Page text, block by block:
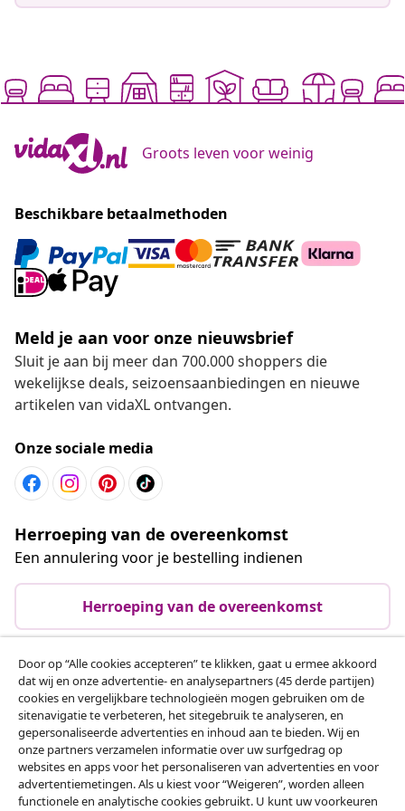
Groots leven voor weinig
Beschikbare betaalmethoden
Meld je aan voor onze nieuwsbrief
Sluit je aan bij meer dan 700.000 shoppers die
wekelijkse deals, seizoensaanbiedingen en nieuwe
artikelen van vidaXL ontvangen.
Onze sociale media
Herroeping van de overeenkomst
Een annulering voor je bestelling indienen
Herroeping van de overeenkomst
Klantenservice
Zakelijk
vidaXL
Door op “Alle cookies accepteren” te klikken, gaat u ermee akkoord
dat wij en onze advertentie- en analysepartners (45 derde partijen)
cookies en vergelijkbare technologieën mogen gebruiken om de
sitenavigatie te verbeteren, het sitegebruik te analyseren, en
gepersonaliseerde advertenties en inhoud aan te bieden. Wij en
onze partners verzamelen informatie over uw surfgedrag op
websites en apps voor het personaliseren van advertenties en voor
advertentiemetingen. Als u kiest voor “Weigeren”, worden alleen
functionele en analytische cookies gebruikt. U kunt uw voorkeuren